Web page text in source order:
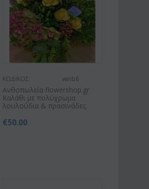
ΚΩΔΙΚΟΣ: winb8
Ανθοπωλεία flowershop.gr
Καλάθι με πολύχρωμα
λουλούδια & πρασινάδες.
€50.00